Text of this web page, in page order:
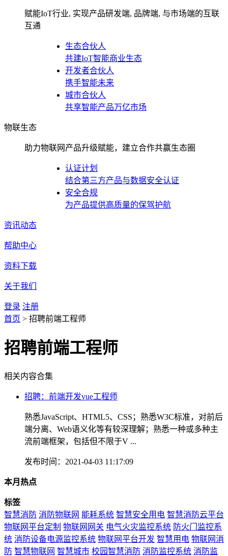
赋能IoT行业, 实现产品研发端, 品牌端, 与市场端的互联
互通
生态合伙人
共建IoT智能商业生态
开发者合伙人
携手智能未来
城市合伙人
共享智能产品万亿市场
物联生态
助力物联网产品升级赋能，建立合作共赢生态圈
认证计划
结合第三方产品与数据安全认证
安全合规
为产品提供高质量的保驾护航
资讯动态
帮助中心
资料下载
关于我们
登录 注册
首页 > 招聘前端工程师
招聘前端工程师
相关内容合集
招聘：前端开发vue工程师
熟悉JavaScript、HTML5、CSS；熟悉W3C标准，对前后
端分离、Web语义化等有较深理解；熟悉一种或多种主
流前端框架，包括但不限于V ...
发布时间：2021-04-03 11:17:09
本月热点
标签
智慧消防 消防物联网 能耗系统 智慧安全用电 智慧消防云平台
物联网平台定制 物联网网关 电气火灾监控系统 防火门监控系
统 消防设备电源监控系统 物联网平台开发 智慧用电 物联网消
防 智慧物联网 智慧城市 校园智慧消防 消防监控系统 消防监